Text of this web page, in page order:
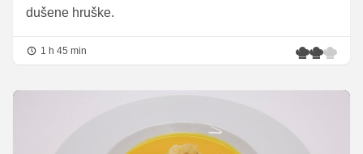
dušene hruške.
1 h 45 min